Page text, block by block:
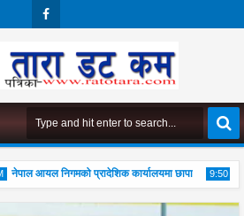
Boo
नेपाल आयल निगमको प्रादेशिक कार्यालयमा छापा 9:50 PM